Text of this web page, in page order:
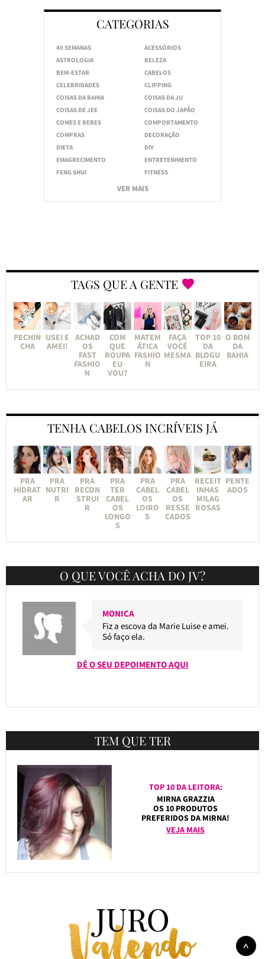
CATEGORIAS
40 SEMANAS
ACESSÓRIOS
ASTROLOGIA
BELEZA
BEM-ESTAR
CABELOS
CELEBRIDADES
CLIPPING
COISAS DA BAHIA
COISAS DA JU
COISAS DE JEE
COISAS DO JAPÃO
COMES E BEBES
COMPORTAMENTO
COMPRAS
DECORAÇÃO
DIETA
DIY
EMAGRECIMENTO
ENTRETENIMENTO
FENG SHUI
FITNESS
VER MAIS
TAGS QUE A GENTE
PECHIN
CHA
USEI E
AMEI!
ACHAD
OS
FAST
FASHIO
N
COM
QUE
ROUPA
EU
VOU?
MATEM
ÁTICA
FASHIO
N
FAÇA
VOCÊ
MESMA
TOP 10
DA
BLOGU
EIRA
O BOM
DA
BAHIA
TENHA CABELOS INCRÍVEIS JÁ
PRA
HIDRAT
AR
PRA
NUTRI
R
PRA
RECON
STRUI
R
PRA
TER
CABEL
OS
LONGO
S
PRA
CABEL
OS
LOIRO
S
PRA
CABEL
OS
RESSE
CADOS
RECEIT
INHAS
MILAG
ROSAS
PENTE
ADOS
O QUE VOCÊ ACHA DO JV?
MONICA
Fiz a escova da Marie Luise e amei.
Só faço ela.
DÊ O SEU DEPOIMENTO AQUI
TEM QUE TER
TOP 10 DA LEITORA:
MIRNA GRAZZIA
OS 10 PRODUTOS
PREFERIDOS DA MIRNA!
VEJA MAIS